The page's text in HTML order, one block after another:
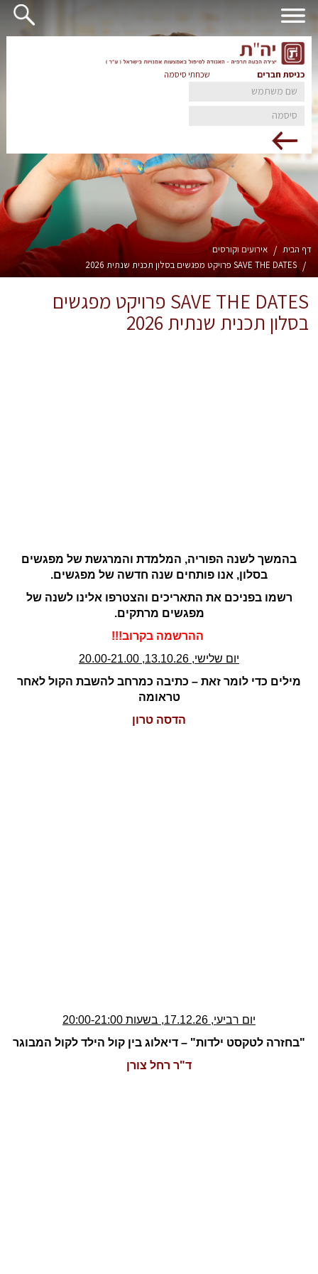
כניסת חברים שכחתי סיסמה
דף הבית / אירועים וקורסים
/ SAVE THE DATES פרויקט מפגשים בסלון תכנית שנתית 2026
SAVE THE DATES פרויקט מפגשים
בסלון תכנית שנתית 2026
בהמשך לשנה הפוריה, המלמדת והמרגשת של מפגשים
בסלון, אנו פותחים שנה חדשה של מפגשים.
רשמו בפניכם את התאריכים והצטרפו אלינו לשנה של
מפגשים מרתקים.
ההרשמה בקרוב!!!
יום שלישי, 13.10.26, 20.00-21.00
מילים כדי לומר זאת – כתיבה כמרחב להשבת הקול לאחר
טראומה
הדסה טרון
יום רביעי, 17.12.26, בשעות 20:00-21:00
"בחזרה לטקסט ילדות" – דיאלוג בין קול הילד לקול המבוגר
ד"ר רחל צורן